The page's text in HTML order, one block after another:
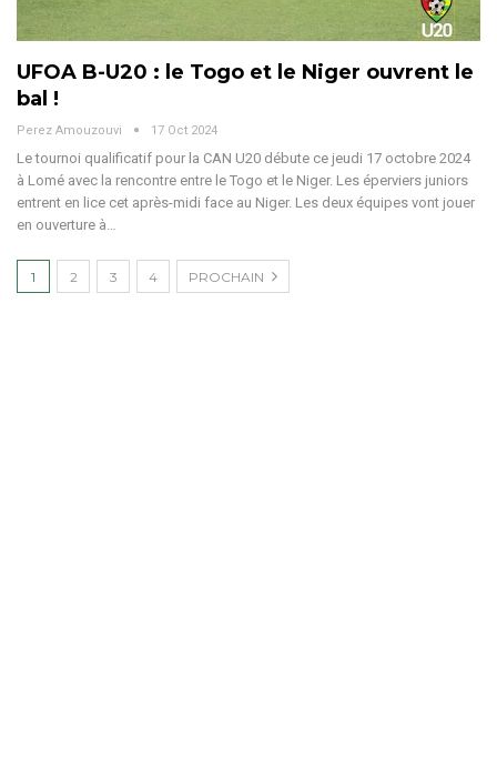
UFOA B-U20 : le Togo et le Niger ouvrent le
bal !
Perez Amouzouvi 17 Oct 2024
Le tournoi qualificatif pour la CAN U20 débute ce jeudi 17 octobre 2024
à Lomé avec la rencontre entre le Togo et le Niger. Les éperviers juniors
entrent en lice cet après-midi face au Niger. Les deux équipes vont jouer
en ouverture à
1 2 3 4 PROCHAIN